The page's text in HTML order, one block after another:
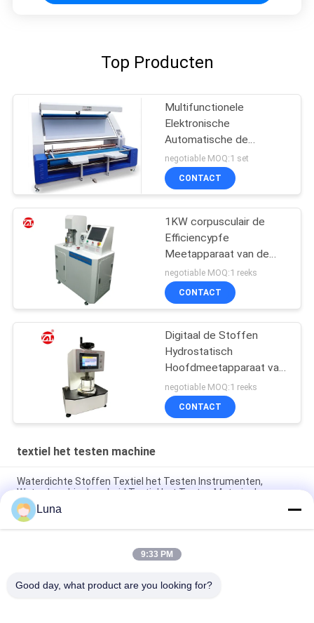
Top Producten
Multifunctionele
Elektronische
Automatische de
Inspectiemachine van de
Randstof
negotiable MOQ:1 set
CONTACT
1KW corpusculair de
Efficiencypfe
Meetapparaat van de
Kwestiefiltratie
negotiable MOQ:1 reeks
CONTACT
Digitaal de Stoffen
Hydrostatisch
Hoofdmeetapparaat van
JIS L1092 met LCD
Touch screen
negotiable MOQ:1 reeks
CONTACT
textiel het testen machine
Waterdichte Stoffen Textiel het Testen Instrumenten,
Waterdoordringbaarheid Textiel het Testen Materiaal
Volledig Automatisch de Doordringbaarheidsmeetapparaat
van de Stoffenlucht, Geen Verkleuring en Geen Oxydatie
Automatische rollende machine voor niet-geweven stoffen.
Luna
9:33 PM
Good day, what product are you looking for?